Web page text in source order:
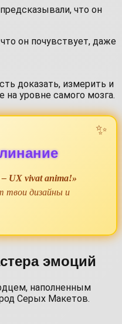
что он
он почувствует, даже
доказать, измерить и
на уровне самого мозга.
UX vivat anima!»
твои дизайны и
эмоций
наполненным
Серых Макетов.